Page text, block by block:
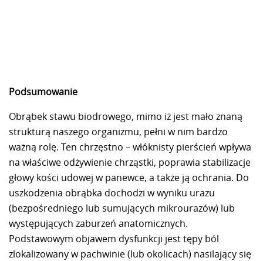
Podsumowanie
Obrąbek stawu biodrowego, mimo iż jest mało znaną
strukturą naszego organizmu, pełni w nim bardzo
ważną rolę. Ten chrzęstno – włóknisty pierścień wpływa
na właściwe odżywienie chrząstki, poprawia stabilizacje
głowy kości udowej w panewce, a także ją ochrania. Do
uszkodzenia obrąbka dochodzi w wyniku urazu
(bezpośredniego lub sumujących mikrourazów) lub
występujących zaburzeń anatomicznych.
Podstawowym objawem dysfunkcji jest tępy ból
zlokalizowany w pachwinie (lub okolicach) nasilający się